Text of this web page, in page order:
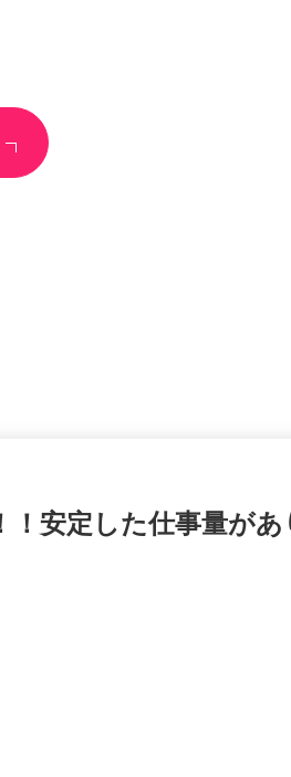
！安定した仕事量が